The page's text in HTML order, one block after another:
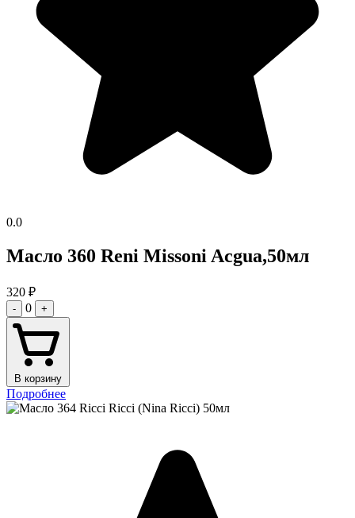
0.0
Масло 360 Reni Missoni Acgua,50мл
320 ₽
- 0 +
В корзину
Подробнее